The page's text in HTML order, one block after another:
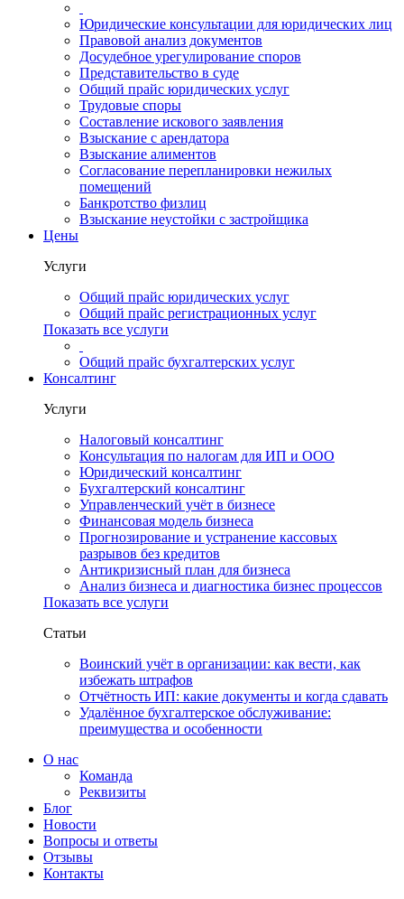
Юридические консультации для юридических лиц
Правовой анализ документов
Досудебное урегулирование споров
Представительство в суде
Общий прайс юридических услуг
Трудовые споры
Составление искового заявления
Взыскание с арендатора
Взыскание алиментов
Cогласование перепланировки нежилых
помещений
Банкротство физлиц
Взыскание неустойки с застройщика
Цены
Услуги
Общий прайс юридических услуг
Общий прайс регистрационных услуг
Показать все услуги
Общий прайс бухгалтерских услуг
Консалтинг
Услуги
Налоговый консалтинг
Консультация по налогам для ИП и ООО
Юридический консалтинг
Бухгалтерский консалтинг
Управленческий учёт в бизнесе
Финансовая модель бизнеса
Прогнозирование и устранение кассовых
разрывов без кредитов
Антикризисный план для бизнеса
Анализ бизнеса и диагностика бизнес процессов
Показать все услуги
Статьи
Воинский учёт в организации: как вести, как
избежать штрафов
Отчётность ИП: какие документы и когда сдавать
Удалённое бухгалтерское обслуживание:
преимущества и особенности
О нас
Команда
Реквизиты
Блог
Новости
Вопросы и ответы
Отзывы
Контакты